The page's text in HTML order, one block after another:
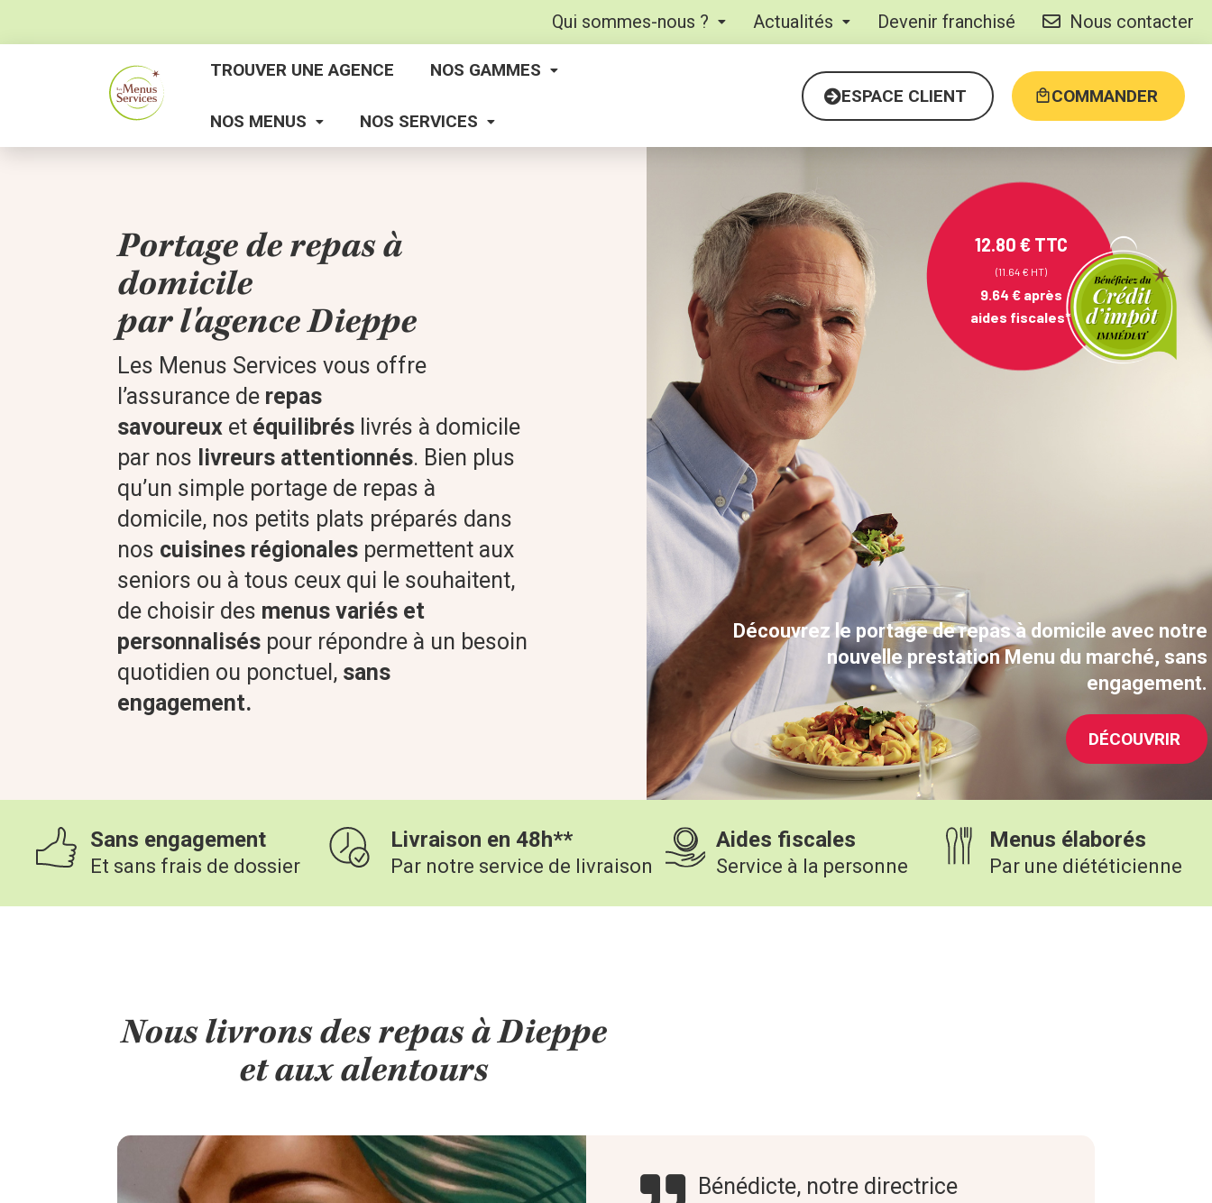
Qui sommes-nous ? Actualités Devenir franchisé Nous contacter
TROUVER UNE AGENCE NOS GAMMES
NOS MENUS NOS SERVICES
ESPACE CLIENT COMMANDER
Portage de repas à
domicile
par l'agence Dieppe
Les Menus Services vous offre
l’assurance de repas
savoureux et équilibrés livrés à domicile
par nos livreurs attentionnés. Bien plus
qu’un simple portage de repas à
domicile, nos petits plats préparés dans
nos cuisines régionales permettent aux
seniors ou à tous ceux qui le souhaitent,
de choisir des menus variés et
personnalisés pour répondre à un besoin
quotidien ou ponctuel, sans
engagement.
Découvrez le portage de repas à domicile avec notre
nouvelle prestation Menu du marché, sans
engagement.
DÉCOUVRIR
12.80 € TTC
(11.64 € HT)
9.64 €après
aides fiscales*
Sans engagement
Et sans frais de dossier
Livraison en 48h**
Par notre service de livraison
Aides fiscales
Service à la personne
Menus élaborés
Par une diététicienne
Nous livrons des repas à Dieppe
et aux alentours
Bénédicte, notre directrice